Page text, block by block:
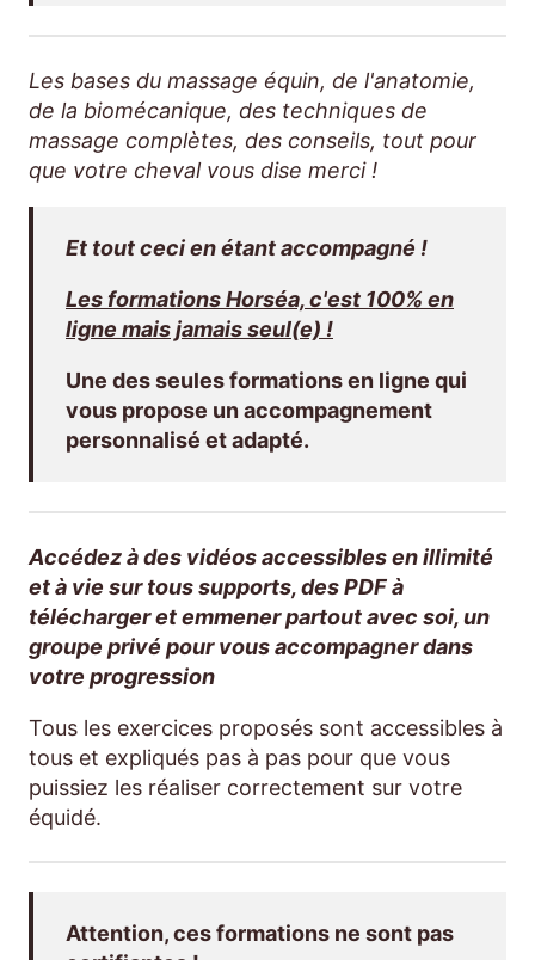
Les bases du massage équin, de l'anatomie,
de la biomécanique, des techniques de
massage complètes, des conseils, tout pour
que votre cheval vous dise merci !
Et tout ceci en étant accompagné !
Les formations Horséa, c'est 100% en
ligne mais jamais seul(e) !
Une des seules formations en ligne qui
vous propose un accompagnement
personnalisé et adapté.
Accédez à des vidéos accessibles en illimité
et à vie sur tous supports, des PDF à
télécharger et emmener partout avec soi, un
groupe privé pour vous accompagner dans
votre progression
Tous les exercices proposés sont accessibles à
tous et expliqués pas à pas pour que vous
puissiez les réaliser correctement sur votre
équidé.
Attention, ces formations ne sont pas